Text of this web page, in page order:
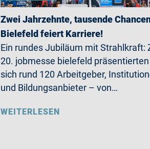
Zwei Jahrzehnte, tausende
Bielefeld feiert Karriere!
Ein rundes Jubiläum mit Strahlkraft:
20. jobmesse bielefeld präsentierten
sich rund 120 Arbeitgeber,
und Bildungsanbieter – von…
WEITERLESEN